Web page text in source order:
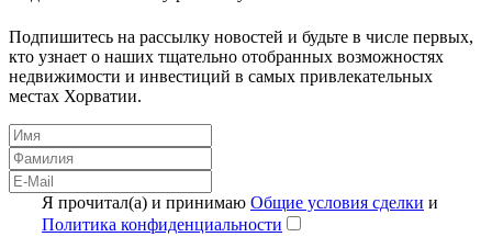
Подпишитесь на рассылку новостей и будьте в числе первых,
кто узнает о наших тщательно отобранных возможностях
недвижимости и инвестиций в самых привлекательных
местах Хорватии.
Я прочитал(а) и принимаю Общие условия сделки и
Политика конфиденциальности